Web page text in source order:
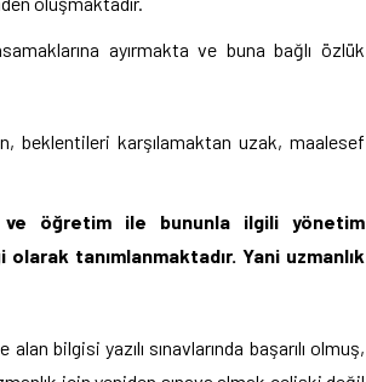
ayırmakta ve buna bağlı özlük
beklentileri karşılamaktan uzak, maalesef
ve öğretim ile bununla ilgili yönetim
tanımlanmaktadır. Yani uzmanlık
bilgisi yazılı sınavlarında başarılı olmuş,